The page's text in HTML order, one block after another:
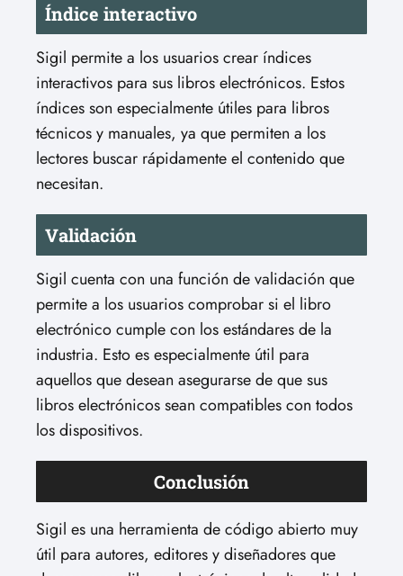
Índice interactivo
Sigil permite a los usuarios crear índices
interactivos para sus libros electrónicos. Estos
índices son especialmente útiles para libros
técnicos y manuales, ya que permiten a los
lectores buscar rápidamente el contenido que
necesitan.
Validación
Sigil cuenta con una función de validación que
permite a los usuarios comprobar si el libro
electrónico cumple con los estándares de la
industria. Esto es especialmente útil para
aquellos que desean asegurarse de que sus
libros electrónicos sean compatibles con todos
los dispositivos.
Conclusión
Sigil es una herramienta de código abierto muy
útil para autores, editores y diseñadores que